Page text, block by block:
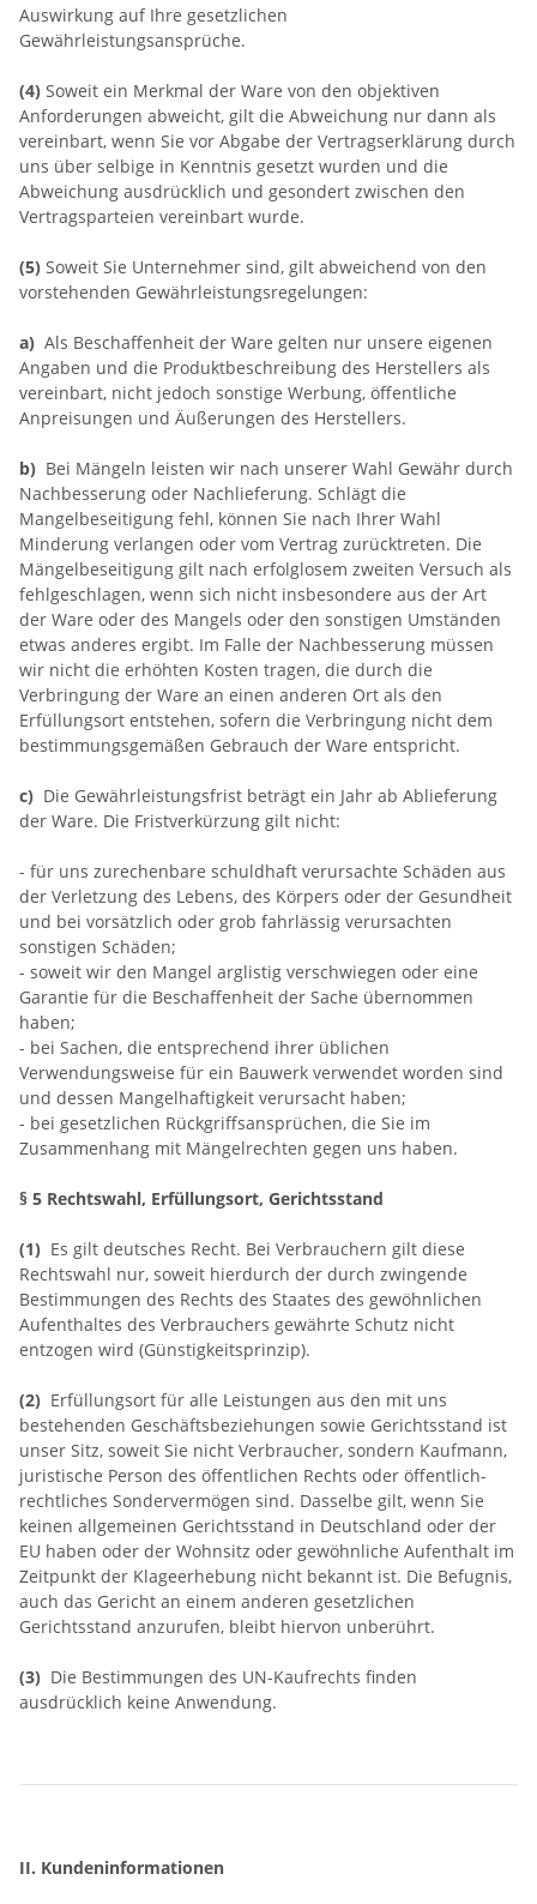
Auswirkung auf Ihre gesetzlichen
Gewährleistungsansprüche.
(4) Soweit ein Merkmal der Ware von den objektiven
Anforderungen abweicht, gilt die Abweichung nur dann als
vereinbart, wenn Sie vor Abgabe der Vertragserklärung durch
uns über selbige in Kenntnis gesetzt wurden und die
Abweichung ausdrücklich und gesondert zwischen den
Vertragsparteien vereinbart wurde.
(5) Soweit Sie Unternehmer sind, gilt abweichend von den
vorstehenden Gewährleistungsregelungen:
a) Als Beschaffenheit der Ware gelten nur unsere eigenen
Angaben und die Produktbeschreibung des Herstellers als
vereinbart, nicht jedoch sonstige Werbung, öffentliche
Anpreisungen und Äußerungen des Herstellers.
b) Bei Mängeln leisten wir nach unserer Wahl Gewähr durch
Nachbesserung oder Nachlieferung. Schlägt die
Mangelbeseitigung fehl, können Sie nach Ihrer Wahl
Minderung verlangen oder vom Vertrag zurücktreten. Die
Mängelbeseitigung gilt nach erfolglosem zweiten Versuch als
fehlgeschlagen, wenn sich nicht insbesondere aus der Art
der Ware oder des Mangels oder den sonstigen Umständen
etwas anderes ergibt. Im Falle der Nachbesserung müssen
wir nicht die erhöhten Kosten tragen, die durch die
Verbringung der Ware an einen anderen Ort als den
Erfüllungsort entstehen, sofern die Verbringung nicht dem
bestimmungsgemäßen Gebrauch der Ware entspricht.
c) Die Gewährleistungsfrist beträgt ein Jahr ab Ablieferung
der Ware. Die Fristverkürzung gilt nicht:
- für uns zurechenbare schuldhaft verursachte Schäden aus
der Verletzung des Lebens, des Körpers oder der Gesundheit
und bei vorsätzlich oder grob fahrlässig verursachten
sonstigen Schäden;
- soweit wir den Mangel arglistig verschwiegen oder eine
Garantie für die Beschaffenheit der Sache übernommen
haben;
- bei Sachen, die entsprechend ihrer üblichen
Verwendungsweise für ein Bauwerk verwendet worden sind
und dessen Mangelhaftigkeit verursacht haben;
- bei gesetzlichen Rückgriffsansprüchen, die Sie im
Zusammenhang mit Mängelrechten gegen uns haben.
§ 5 Rechtswahl, Erfüllungsort, Gerichtsstand
(1) Es gilt deutsches Recht. Bei Verbrauchern gilt diese
Rechtswahl nur, soweit hierdurch der durch zwingende
Bestimmungen des Rechts des Staates des gewöhnlichen
Aufenthaltes des Verbrauchers gewährte Schutz nicht
entzogen wird (Günstigkeitsprinzip).
(2) Erfüllungsort für alle Leistungen aus den mit uns
bestehenden Geschäftsbeziehungen sowie Gerichtsstand ist
unser Sitz, soweit Sie nicht Verbraucher, sondern Kaufmann,
juristische Person des öffentlichen Rechts oder öffentlich-
rechtliches Sondervermögen sind. Dasselbe gilt, wenn Sie
keinen allgemeinen Gerichtsstand in Deutschland oder der
EU haben oder der Wohnsitz oder gewöhnliche Aufenthalt im
Zeitpunkt der Klageerhebung nicht bekannt ist. Die Befugnis,
auch das Gericht an einem anderen gesetzlichen
Gerichtsstand anzurufen, bleibt hiervon unberührt.
(3) Die Bestimmungen des UN-Kaufrechts finden
ausdrücklich keine Anwendung.
II. Kundeninformationen